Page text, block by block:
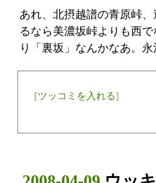
あれ、北摂越譜の青原峠
るなら美濃坂峠よりも西
り「裏坂」なんかなあ。永
[ツッコミを入れる]